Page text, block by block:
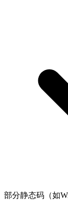
部分静态码（如